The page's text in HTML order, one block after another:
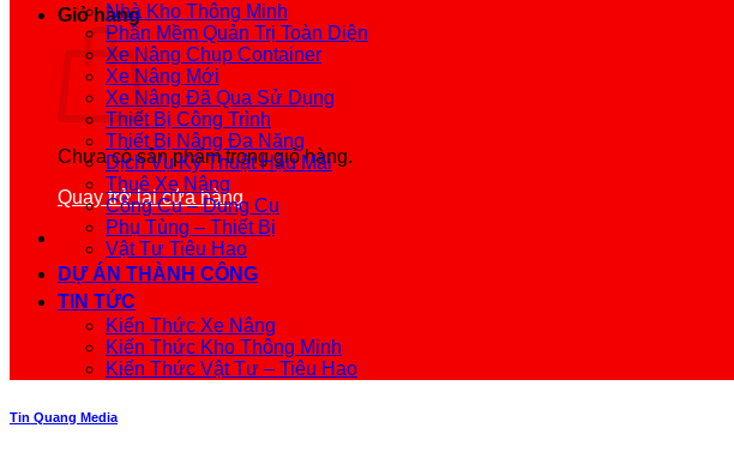
Giỏ hàng
Chưa có sản phẩm trong giỏ hàng.
Quay trở lại cửa hàng
Nhà Kho Thông Minh
Phần Mềm Quản Trị Toàn Diện
Xe Nâng Chụp Container
Xe Nâng Mới
Xe Nâng Đã Qua Sử Dụng
Thiết Bị Công Trình
Thiết Bị Nâng Đa Năng
Dịch Vụ Kỹ Thuật Hậu Mãi
Thuê Xe Nâng
Công Cụ – Dụng Cụ
Phụ Tùng – Thiết Bị
Vật Tư Tiêu Hao
DỰ ÁN THÀNH CÔNG
TIN TỨC
Kiến Thức Xe Nâng
Kiến Thức Kho Thông Minh
Kiến Thức Vật Tư – Tiêu Hao
Tin Quang Media